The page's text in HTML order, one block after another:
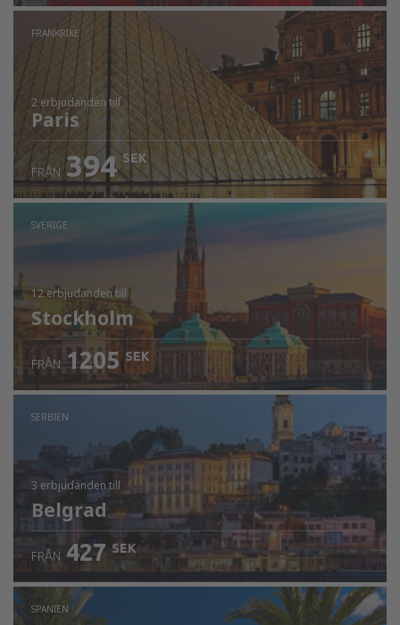
FRANKRIKE
2 erbjudanden till
Paris
FRÅN 394 SEK
SVERIGE
12 erbjudandentill
Stockholm
FRÅN 1205 SEK
SERBIEN
3 erbjudandentill
Belgrad
FRÅN 427 SEK
SPANIEN